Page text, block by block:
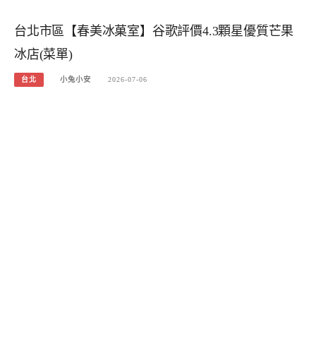
台北市區【春美冰菓室】谷歌評價4.3顆星優質芒果
冰店(菜單)
台北 小兔小安 2026-07-06